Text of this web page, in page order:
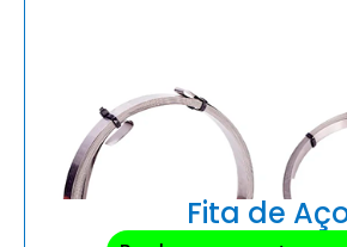
Fita de